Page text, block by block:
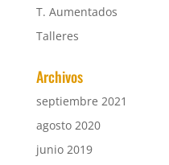
T. Aumentados
Talleres
Archivos
septiembre 2021
agosto 2020
junio 2019